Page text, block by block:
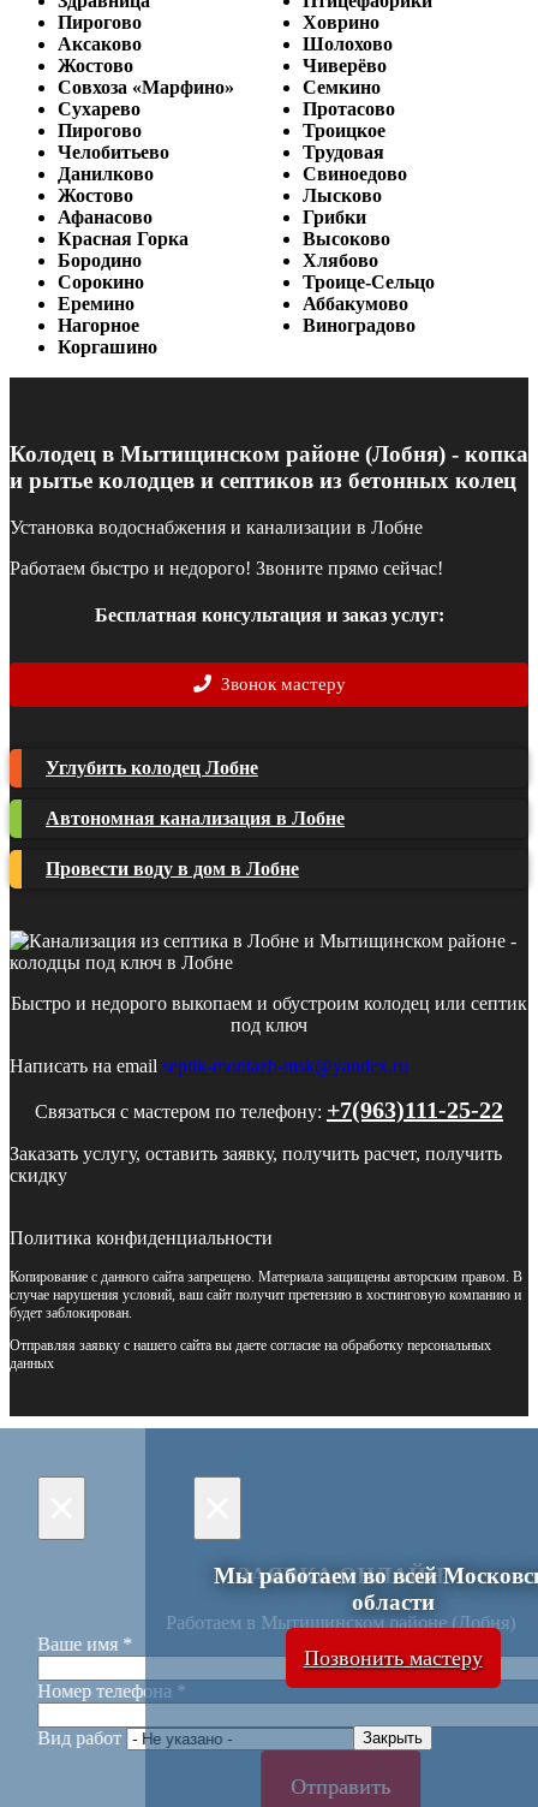
Пирогово
Аксаково
Жостово
Совхоза «Марфино»
Сухарево
Пирогово
Челобитьево
Данилково
Жостово
Афанасово
Красная Горка
Бородино
Сорокино
Еремино
Нагорное
Коргашино
Ховрино
Шолохово
Чиверёво
Семкино
Протасово
Троицкое
Трудовая
Свиноедово
Лысково
Грибки
Высоково
Хлябово
Троице-Сельцо
Аббакумово
Виноградово
Колодец в Мытищинском районе (Лобня) - копка
и рытье колодцев и септиков из бетонных колец
Установка водоснабжения и канализации в Лобне
Работаем быстро и недорого! Звоните прямо сейчас!
Бесплатная консультация и заказ услуг:
Звонок мастеру
Углубить колодец Лобне
Автономная канализация в Лобне
Провести воду в дом в Лобне
Быстро и недорого выкопаем и обустроим колодец или септик
под ключ
Написать на email septik-montazh-msk@yandex.ru
Связаться с мастером по телефону: +7(963)111-25-22
Заказать услугу, оставить заявку, получить расчет, получить
скидку
Политика конфиденциальности
Копирование с данного сайта запрещено. Материала защищены авторским правом. В
случае нарушения условий, ваш сайт получит претензию в хостинговую компанию и
будет заблокирован.
Отправляя заявку с нашего сайта вы даете согласие на обработку персональных
данных
ЗАЯВКА ОНЛАЙН
Работаем в Мытищинском районе (Лобня)
Ваше имя *
Номер телефона *
Вид работ
Отправить
Мы работаем во всей
области
Позвонить мастеру
Закрыть